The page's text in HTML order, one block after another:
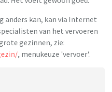
anders kan, kan via Internet
van het vervoeren
gezinnen, zie:
, menukeuze 'vervoer'.